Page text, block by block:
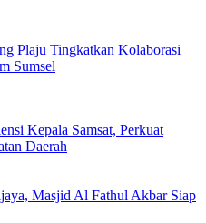
Plaju Tingkatkan Kolaborasi
Sumsel
Kepala Samsat, Perkuat
Daerah
Masjid Al Fathul Akbar Siap